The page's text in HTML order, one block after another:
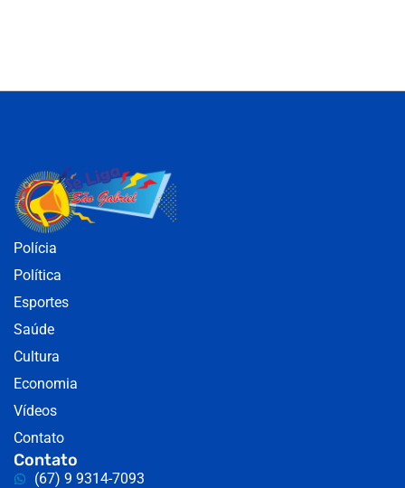
Polícia
Política
Esportes
Saúde
Cultura
Economia
Vídeos
Contato
Contato
(67) 9 9314-7093